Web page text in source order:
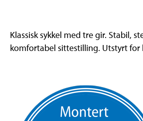
Klassisk sykkel med tre gir. Stabil,
komfortabel sittestilling. Utstyrt for